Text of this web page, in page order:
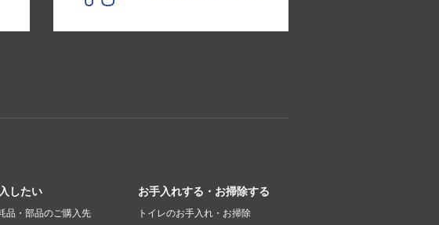
したい
品・部品のご購入先
お手入れする・お掃除する
トイレのお手入れ・お掃除